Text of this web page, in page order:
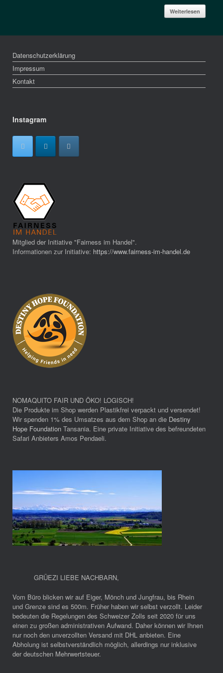
Weiterlesen
Datenschutzerklärung
Impressum
Kontakt
Instagram
Mitglied der Initiative "Fairness im Handel".
Informationen zur Initiative: https://www.fairness-im-handel.de
NOMAQUITO FAIR UND ÖKO! LOGISCH!
Die Produkte im Shop werden Plastikfrei verpackt und versendet!
Wir spenden 1% des Umsatzes aus dem Shop an die Destiny
Hope Foundation Tansania. Eine private Initiative des befreundeten
Safari Anbieters Amos Pendaeli.
GRÜEZI LIEBE NACHBARN,
Vom Büro blicken wir auf Eiger, Mönch und Jungfrau, bis Rhein
und Grenze sind es 500m. Früher haben wir selbst verzollt. Leider
bedeuten die Regelungen des Schweizer Zolls seit 2020 für uns
einen zu großen administrativen Aufwand. Daher können wir Ihnen
nur noch den unverzollten Versand mit DHL anbieten. Eine
Abholung ist selbstverständlich möglich, allerdings nur inklusive
der deutschen Mehrwertsteuer.